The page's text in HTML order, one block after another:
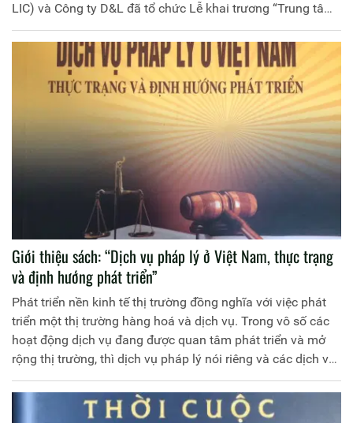
LIC) và Công ty D&L đã tổ chức Lễ khai trương “Trung tâm
Tri thức số” kết nối thư viện số dùng chung - Đổi mới sáng
tạo.
Giới thiệu sách: “Dịch vụ pháp lý ở Việt Nam, thực trạng
và định hướng phát triển”
Phát triển nền kinh tế thị trường đồng nghĩa với việc phát
triển một thị trường hàng hoá và dịch vụ. Trong vô số các
hoạt động dịch vụ đang được quan tâm phát triển và mở
rộng thị trường, thì dịch vụ pháp lý nói riêng và các dịch vụ
thương mại nói chung có một vị trí quan trọng trong việc
thúc đẩy các hoạt động kinh doanh khác trong nền kinh tế.